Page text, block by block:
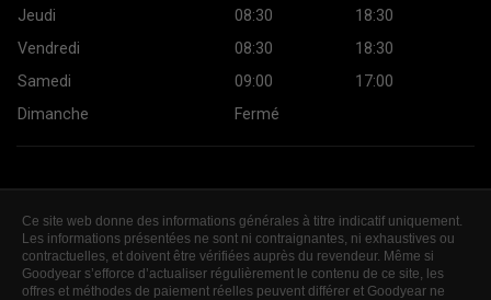
Jeudi
08:30
18:30
Vendredi
08:30
18:30
Samedi
09:00
17:00
Dimanche
Fermé
Ce site web donne des informations générales à titre indicatif uniquement.
Les informations présentées ne sont ni contraignantes, ni exhaustives ou
contractuelles, et doivent être vérifiées auprès du revendeur. Même si
Goodyear s’efforce d’actualiser régulièrement le contenu de ce site, les
offres et méthodes de paiement réelles peuvent différer et Goodyear ne